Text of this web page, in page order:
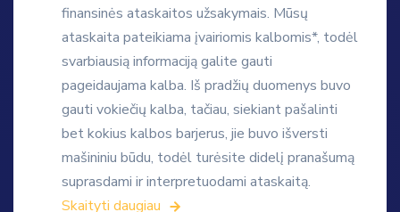
finansinės ataskaitos užsakymais. Mūsų
ataskaita pateikiama įvairiomis kalbomis*, todėl
svarbiausią informaciją galite gauti
pageidaujama kalba. Iš pradžių duomenys buvo
gauti vokiečių kalba, tačiau, siekiant pašalinti
bet kokius kalbos barjerus, jie buvo išversti
mašininiu būdu, todėl turėsite didelį pranašumą
suprasdami ir interpretuodami ataskaitą.
Skaityti daugiau